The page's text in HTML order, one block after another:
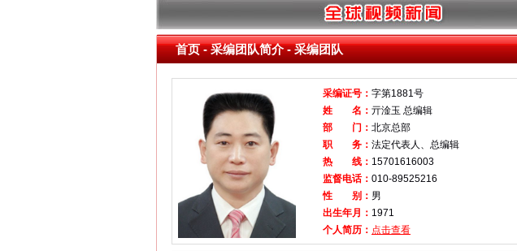
首页-采编团队简介- 采编团队
采编证号： 字第1881号
姓 名： 亓淦玉 总编辑
部 门： 北京总部
职 务： 法定代表人、总编辑
热 线： 15701616003
监督电话： 010-89525216
性 别： 男
出生年月： 1971
个人简历： 点击查看